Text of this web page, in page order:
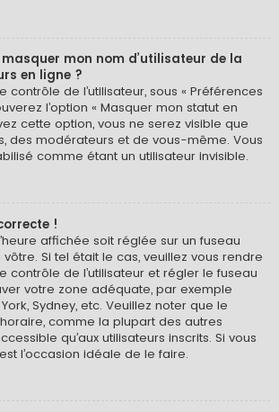
mon nom d’utilisateur de la
en ligne ?
contrôle de l’utilisateur, sous « Préférences
l’option « Masquer mon statut en
cette option, vous ne serez visible que
des modérateurs et de vous-même. Vous
comme étant un utilisateur invisible.
!
affichée soit réglée sur un fuseau
Si tel était le cas, veuillez vous rendre
contrôle de l’utilisateur et régler le fuseau
votre zone adéquate, par exemple
Sydney, etc. Veuillez noter que le
comme la plupart des autres
qu’aux utilisateurs inscrits. Si vous
l’occasion idéale de le faire.